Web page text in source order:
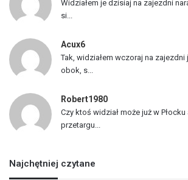
Widziałem je dzisiaj na zajezdni
si...
Acux6
Tak, widziałem wczoraj na zajezdni
obok, s...
Robert1980
Czy ktoś widział może już w
przetargu...
Najchętniej czytane